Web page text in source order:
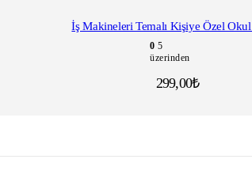
İş Makineleri Temalı Kişiye Özel
0 5
üzerinden
299,00₺